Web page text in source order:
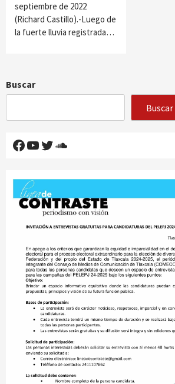
septiembre de 2022
(Richard Castillo).-Luego de
la fuerte lluvia registrada…
Buscar
Buscar
Facebook
YouTube
Twitter
SoundCloud